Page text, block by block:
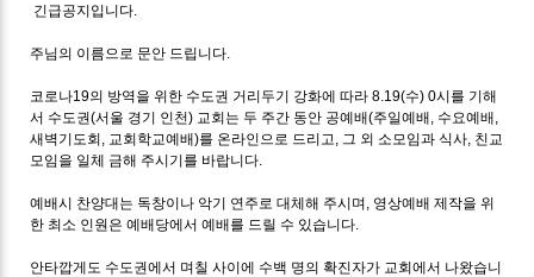
긴급공지입니다.
주님의 이름으로 문안 드립니다.
코로나19의 방역을 위한 수도권 거리두기 강화에 따라 8.19(수) 0시를 기해
서 수도권(서울 경기 인천) 교회는 두 주간 동안 공예배(주일예배, 수요예배,
새벽기도회, 교회학교예배)를 온라인으로 드리고, 그 외 소모임과 식사, 친교
모임을 일체 금해 주시기를 바랍니다.
예배시 찬양대는 독창이나 악기 연주로 대체해 주시며, 영상예배 제작을 위
한 최소 인원은 예배당에서 예배를 드릴 수 있습니다.
안타깝게도 수도권에서 며칠 사이에 수백 명의 확진자가 교회에서 나왔습니
Sketchbook5, 스케치북5